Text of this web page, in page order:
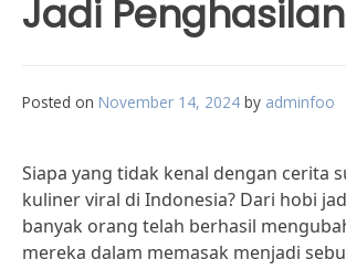
Jadi Penghasilan
Posted on November 14, 2024 by adminfoo
Siapa yang tidak kenal dengan cerita
kuliner viral di Indonesia? Dari hobi
banyak orang telah berhasil
mereka dalam memasak menjadi